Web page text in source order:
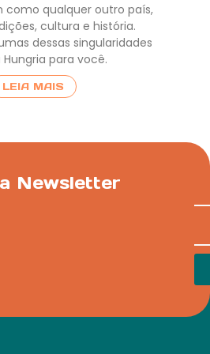
como qualquer outro país,
cultura e história.
dessas singularidades
Hungria para você.
LEIA MAIS
Newsletter